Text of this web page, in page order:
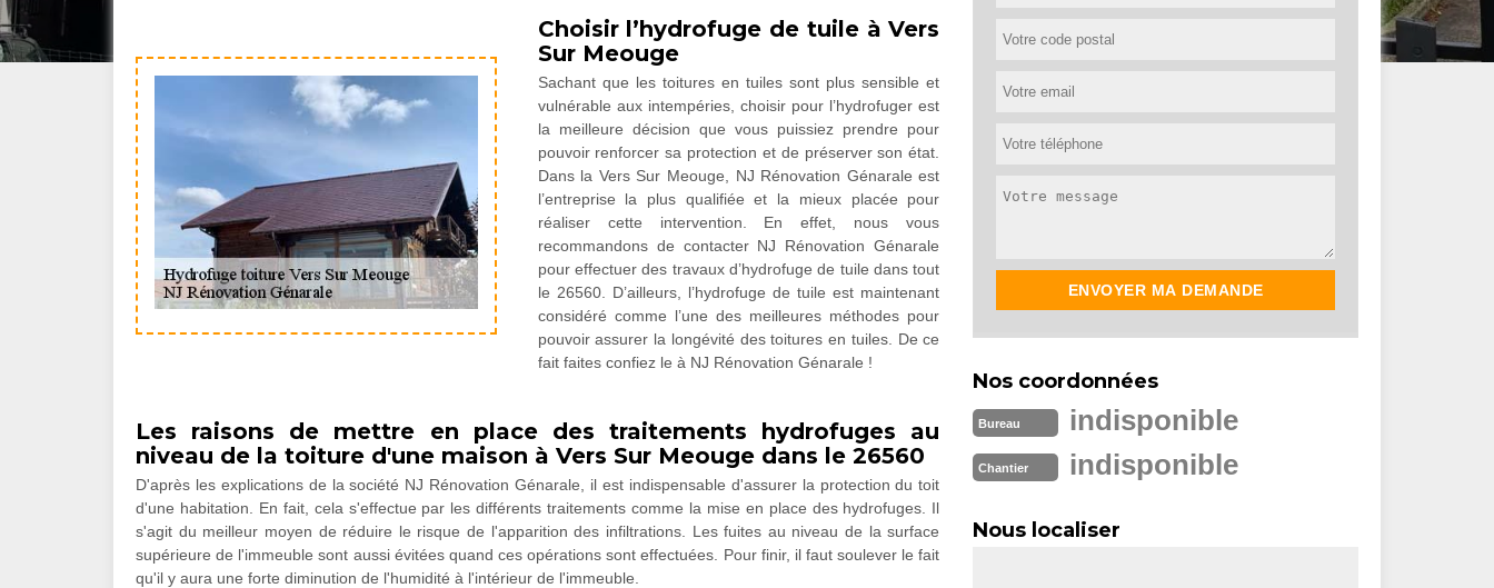
Choisir l’hydrofuge de tuile à Vers
Sur Meouge
Sachant que les toitures en tuiles sont plus sensible et
vulnérable aux intempéries, choisir pour l’hydrofuger est
la meilleure décision que vous puissiez prendre pour
pouvoir renforcer sa protection et de préserver son état.
Dans la Vers Sur Meouge, NJ Rénovation Génarale est
l’entreprise la plus qualifiée et la mieux placée pour
réaliser cette intervention. En effet, nous vous
recommandons de contacter NJ Rénovation Génarale
pour effectuer des travaux d’hydrofuge de tuile dans tout
le 26560. D’ailleurs, l’hydrofuge de tuile est maintenant
considéré comme l’une des meilleures méthodes pour
pouvoir assurer la longévité des toitures en tuiles. De ce
fait faites confiez le à NJ Rénovation Génarale !
Les raisons de mettre en place des traitements hydrofuges au
niveau de la toiture d'une maison à Vers Sur Meouge dans le 26560
D'après les explications de la société NJ Rénovation Génarale, il est indispensable d'assurer la protection du toit
d'une habitation. En fait, cela s'effectue par les différents traitements comme la mise en place des hydrofuges. Il
s'agit du meilleur moyen de réduire le risque de l'apparition des infiltrations. Les fuites au niveau de la surface
supérieure de l'immeuble sont aussi évitées quand ces opérations sont effectuées. Pour finir, il faut soulever le fait
qu'il y aura une forte diminution de l'humidité à l'intérieur de l'immeuble.
Nos coordonnées
Bureau indisponible
Chantier indisponible
Nous localiser